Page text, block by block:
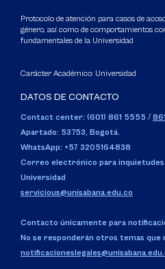
Protocolo de atención para casos de
género, así como de comportamientos
fundamentales de la Universidad
Carácter Académico: Universidad
DATOS DE CONTACTO
Contact center: (601) 861 5555 /
Apartado: 53753, Bogotá.
WhatsApp: +57 3205164838
Correo electrónico para inquietudes
Universidad
servicious@unisabana.edu.co
Contacto únicamente para
No se responderán otros temas que